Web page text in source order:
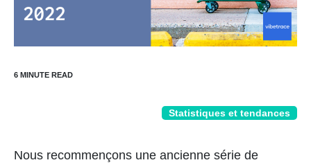
Statistiques et tendances
Nous recommençons une ancienne série de